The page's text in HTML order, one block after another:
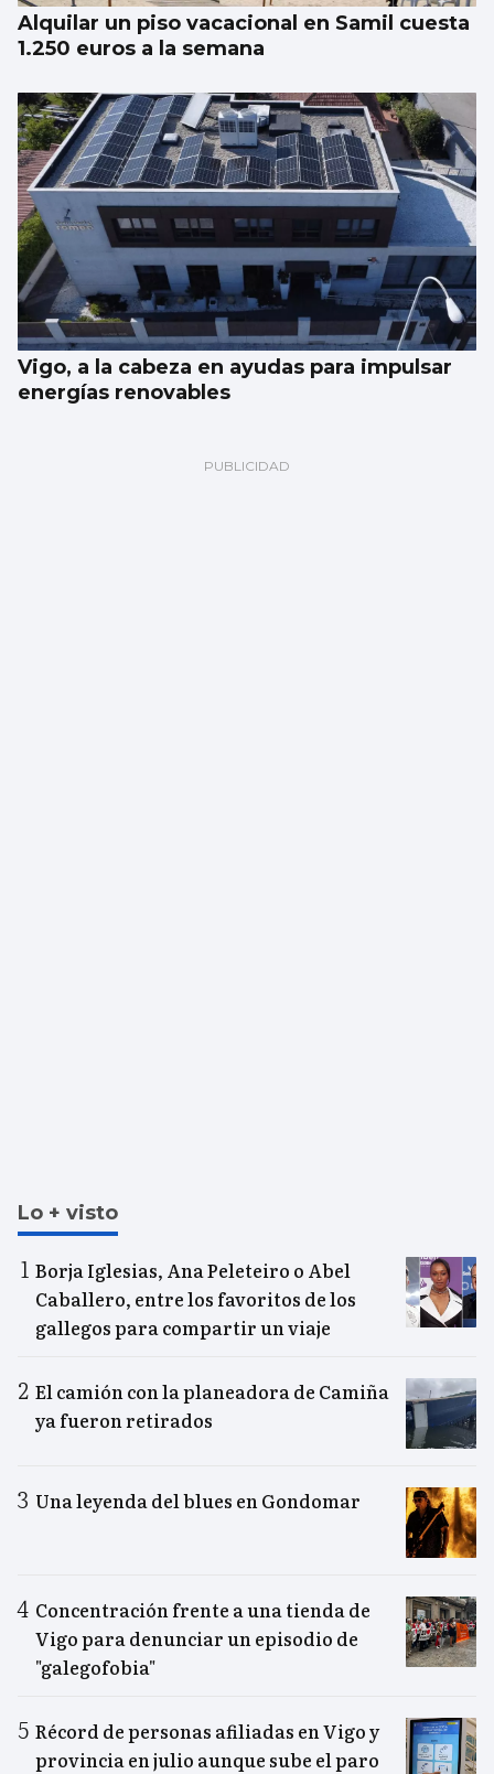
Alquilar un piso vacacional en Samil cuesta
1.250 euros a la semana
Vigo, a la cabeza en ayudas para impulsar
energías renovables
Lo + visto
Borja Iglesias, Ana Peleteiro o Abel
Caballero, entre los favoritos de los
gallegos para compartir un viaje
El camión con la planeadora de Camiña
ya fueron retirados
Una leyenda del blues en Gondomar
Concentración frente a una tienda de
Vigo para denunciar un episodio de
"galegofobia"
Récord de personas afiliadas en Vigo y
provincia en julio aunque sube el paro